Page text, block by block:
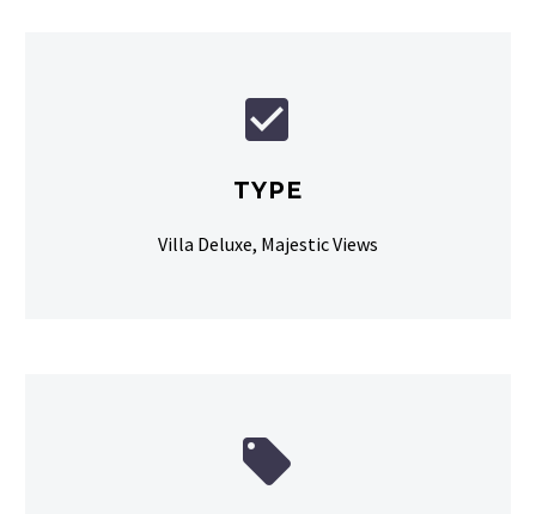


TYPE
Villa Deluxe, Majestic Views

